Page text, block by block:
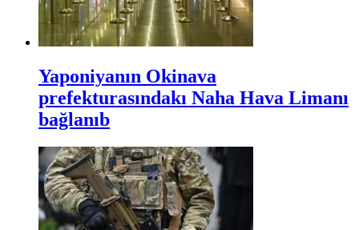
Yaponiyanın Okinava
prefekturasındakı Naha Hava Limanı
bağlanıb